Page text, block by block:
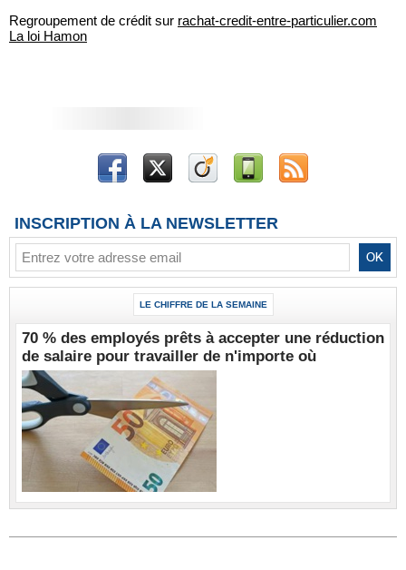
Regroupement de crédit sur rachat-credit-entre-particulier.com
La loi Hamon
INSCRIPTION À LA NEWSLETTER
LE CHIFFRE DE LA SEMAINE
70 % des employés prêts à accepter une réduction
de salaire pour travailler de n'importe où